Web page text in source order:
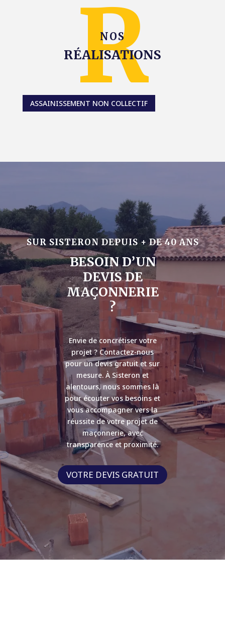
NOS
RÉALISATIONS
ASSAINISSEMENT NON COLLECTIF
SUR SISTERON DEPUIS + DE 40 ANS
BESOIN D’UN
DEVIS DE
MAÇONNERIE
?
Envie de concrétiser votre
projet ? Contactez-nous
pour un devis gratuit et sur
mesure. À Sisteron et
alentours, nous sommes là
pour écouter vos besoins et
vous accompagner vers la
réussite de votre projet de
maçonnerie, avec
transparence et proximité.
VOTRE DEVIS GRATUIT